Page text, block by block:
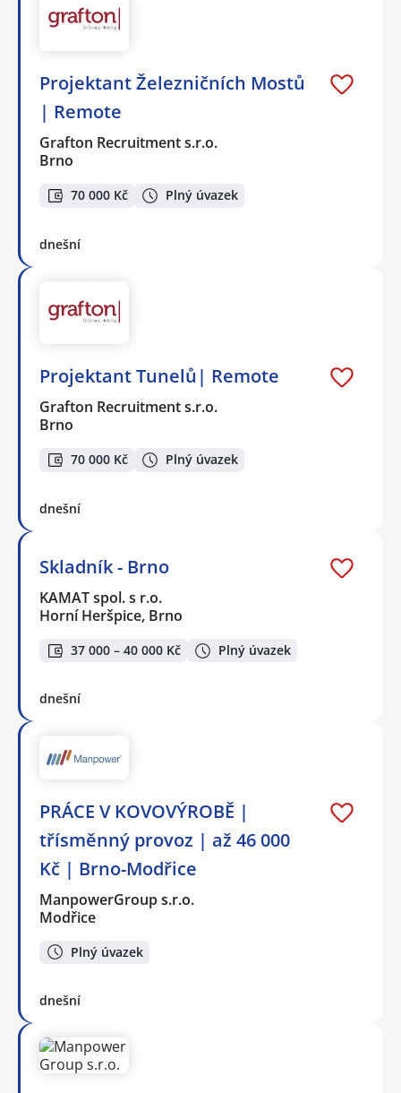
Projektant Železničních Mostů
| Remote
Grafton Recruitment s.r.o.
Brno
70 000 Kč Plný úvazek
dnešní
Projektant Tunelů| Remote
Grafton Recruitment s.r.o.
Brno
70 000 Kč Plný úvazek
dnešní
Skladník - Brno
KAMAT spol. s r.o.
Horní Heršpice, Brno
37 000 – 40 000 Kč Plný úvazek
dnešní
PRÁCE V KOVOVÝROBĚ |
třísměnný provoz | až 46 000
Kč | Brno-Modřice
ManpowerGroup s.r.o.
Modřice
Plný úvazek
dnešní